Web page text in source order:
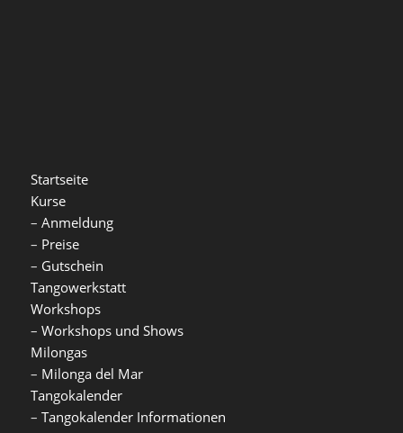
Startseite
Kurse
– Anmeldung
– Preise
– Gutschein
Tangowerkstatt
Workshops
– Workshops und Shows
Milongas
– Milonga del Mar
Tangokalender
– Tangokalender Informationen